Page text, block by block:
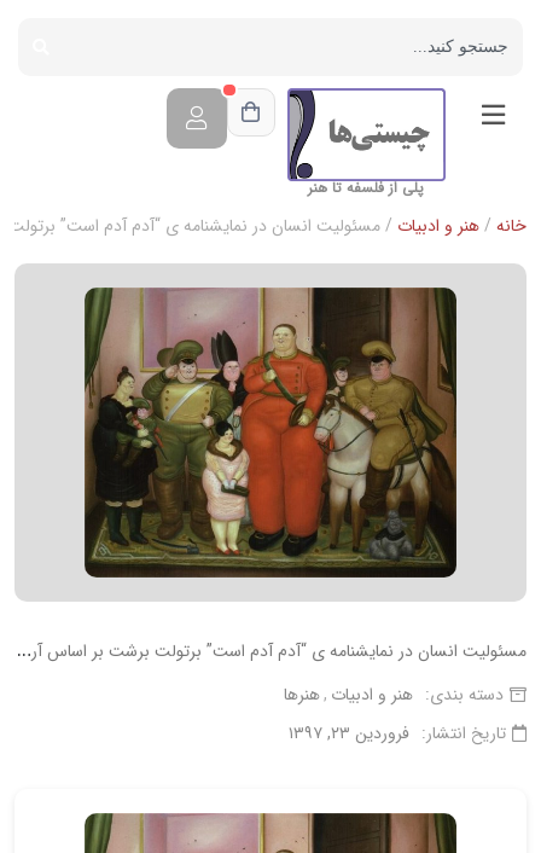
پلی از فلسفه تا هنر
خانه /هنر و ادبیات / مسئولیت انسان در نمایشنامه ی “آدم آدم است”
م
سئولیت انسان در نمایشنامه ی “آدم آدم است” برتولت برشت بر اساس آرای هانا آرنت
دسته بندی: هنر و ادبیات هنرها
تاریخ انتشار: فروردین ۲۳, ۱۳۹۷